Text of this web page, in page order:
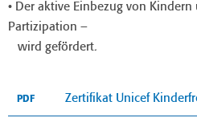
• Der aktive Einbezug von
Partizipation –
wird gefördert.
PDF Zertifikat Unicef